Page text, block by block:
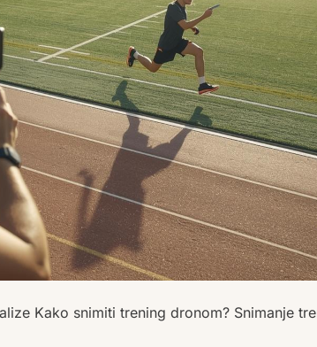
Kako snimiti trening dronom? Snimanje